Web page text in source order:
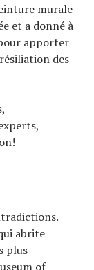
murale
et a donné à
apporter
des
abrite
plus
of